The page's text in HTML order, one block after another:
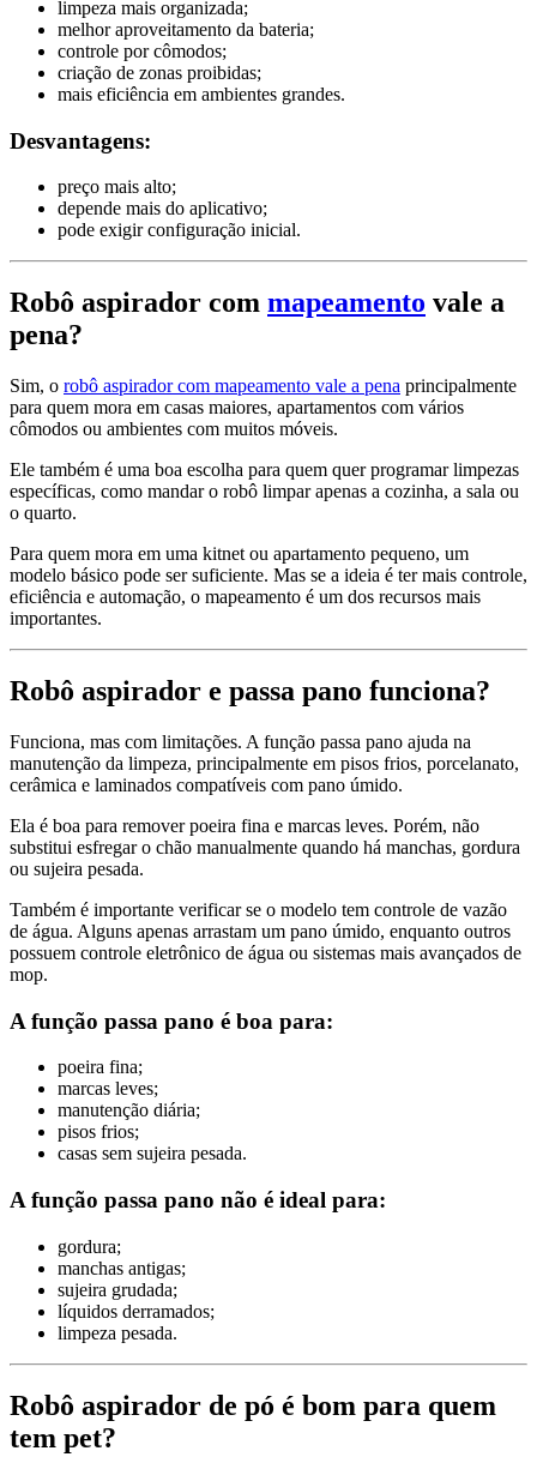
limpeza mais organizada;
melhor aproveitamento da bateria;
controle por cômodos;
criação de zonas proibidas;
mais eficiência em ambientes grandes.
Desvantagens:
preço mais alto;
depende mais do aplicativo;
pode exigir configuração inicial.
Robô aspirador com mapeamento vale a
pena?
Sim, o robô aspirador com mapeamento vale a pena principalmente
para quem mora em casas maiores, apartamentos com vários
cômodos ou ambientes com muitos móveis.
Ele também é uma boa escolha para quem quer programar limpezas
específicas, como mandar o robô limpar apenas a cozinha, a sala ou
o quarto.
Para quem mora em uma kitnet ou apartamento pequeno, um
modelo básico pode ser suficiente. Mas se a ideia é ter mais controle,
eficiência e automação, o mapeamento é um dos recursos mais
importantes.
Robô aspirador e passa pano funciona?
Funciona, mas com limitações. A função passa pano ajuda na
manutenção da limpeza, principalmente em pisos frios, porcelanato,
cerâmica e laminados compatíveis com pano úmido.
Ela é boa para remover poeira fina e marcas leves. Porém, não
substitui esfregar o chão manualmente quando há manchas, gordura
ou sujeira pesada.
Também é importante verificar se o modelo tem controle de vazão
de água. Alguns apenas arrastam um pano úmido, enquanto outros
possuem controle eletrônico de água ou sistemas mais avançados de
mop.
A função passa pano é boa para:
poeira fina;
marcas leves;
manutenção diária;
pisos frios;
casas sem sujeira pesada.
A função passa pano não é ideal para:
gordura;
manchas antigas;
sujeira grudada;
líquidos derramados;
limpeza pesada.
Robô aspirador de pó é bom para quem
tem pet?